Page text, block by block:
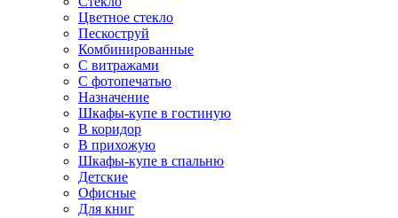
Цветное стекло
Пескоструй
Комбинированные
С витражами
С фотопечатью
Назначение
Шкафы-купе в гостиную
В коридор
В прихожую
Шкафы-купе в спальню
Детские
Офисные
Для книг